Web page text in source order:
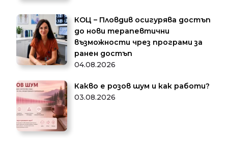
КОЦ – Пловдив осигурява достъп
до нови терапевтични
възможности чрез програми за
ранен достъп
04.08.2026
Какво е розов шум и как работи?
03.08.2026